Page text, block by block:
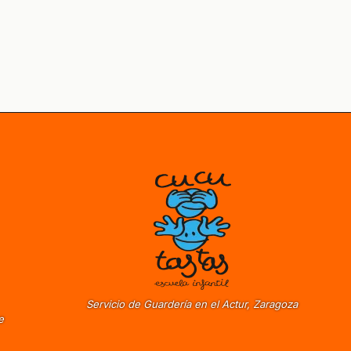
Servicio de Guardería en el Actur, Zaragoza